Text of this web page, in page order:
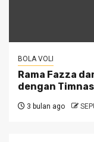
BOLA VOLI
Rama Fazza
dengan
3 bulan ago